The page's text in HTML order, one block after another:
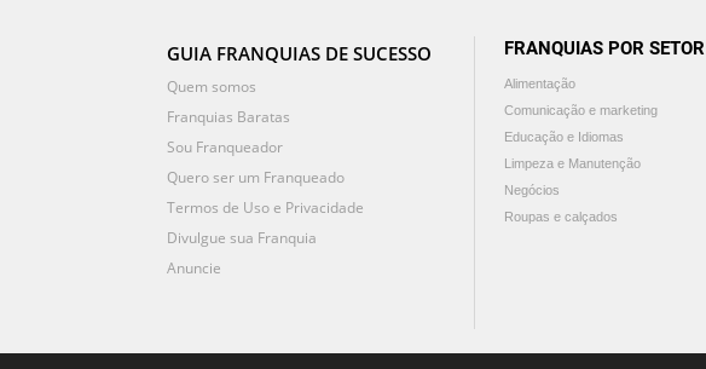
GUIA FRANQUIAS DE SUCESSO
Quem somos
Franquias Baratas
Sou Franqueador
Quero ser um Franqueado
Termos de Uso e Privacidade
Divulgue sua Franquia
Anuncie
FRANQUIAS POR SETOR
Alimentação
Comunicação e marketing
Educação e Idiomas
Limpeza e Manutenção
Negócios
Roupas e calçados